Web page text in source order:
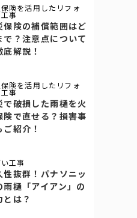
険を活用したリフォ
事
保険の補償範囲はど
で？注意点について
底解説！
険を活用したリフォ
事
で破損した雨樋を火
険で直せる？損害事
ご紹介！
工事
性抜群！パナソニッ
雨樋「アイアン」の
とは？